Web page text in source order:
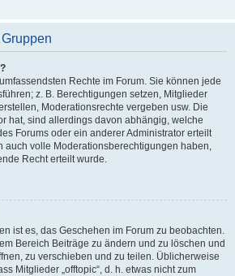
Rechte im Forum. Sie können jede
z. B. Berechtigungen setzen, Mitglieder
Moderationsrechte vergeben usw. Die
hat, sind allerdings davon abhängig, welche
Forums oder ein anderer Administrator erteilt
auch volle Moderationsberechtigungen haben,
Recht erteilt wurde.
ist es, das Geschehen im Forum zu beobachten.
Bereich Beiträge zu ändern und zu löschen und
zu verschieben und zu teilen. Üblicherweise
Mitglieder „offtopic“, d. h. etwas nicht zum